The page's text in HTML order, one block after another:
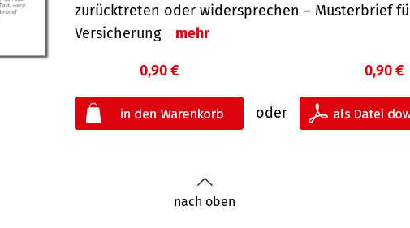
zurücktreten oder widersprechen – Musterbrief
Versicherung
mehr
0,90 €
oder
0,90 €
nach oben